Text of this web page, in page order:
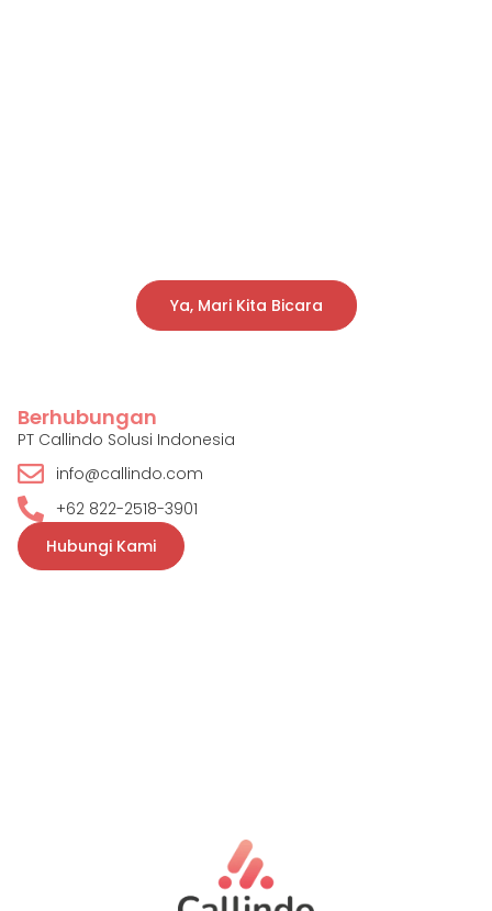
Ya, Mari Kita Bicara
Berhubungan
PT Callindo Solusi Indonesia
info@callindo.com
+62 822-2518-3901
Hubungi Kami